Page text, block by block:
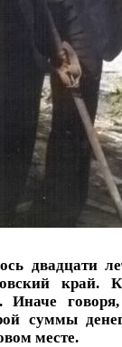
двадцати
край.
Иначе
суммы
месте.